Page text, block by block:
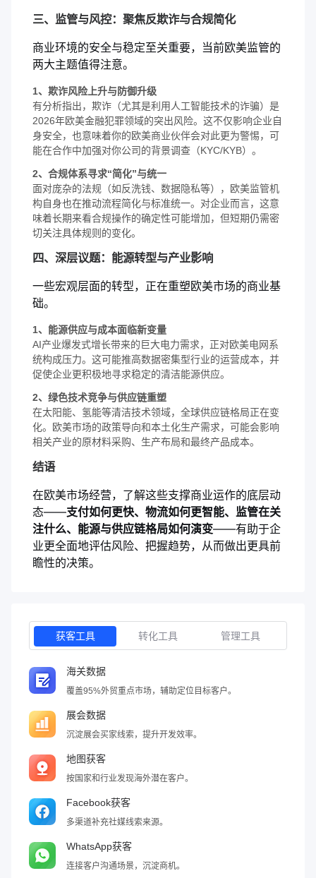
三、监管与风控：聚焦反欺诈与合规简化
商业环境的安全与稳定至关重要，当前欧美监管的
两大主题值得注意。
1、欺诈风险上升与防御升级
有分析指出，欺诈（尤其是利用人工智能技术的诈骗）是
2026年欧美金融犯罪领域的突出风险。这不仅影响企业自
身安全，也意味着你的欧美商业伙伴会对此更为警惕，可
能在合作中加强对你公司的背景调查（KYC/KYB）。
2、合规体系寻求“简化”与统一
面对庞杂的法规（如反洗钱、数据隐私等），欧美监管机
构自身也在推动流程简化与标准统一。对企业而言，这意
味着长期来看合规操作的确定性可能增加，但短期仍需密
切关注具体规则的变化。
四、深层议题：能源转型与产业影响
一些宏观层面的转型，正在重塑欧美市场的商业基
础。
1、能源供应与成本面临新变量
AI产业爆发式增长带来的巨大电力需求，正对欧美电网系
统构成压力。这可能推高数据密集型行业的运营成本，并
促使企业更积极地寻求稳定的清洁能源供应。
2、绿色技术竞争与供应链重塑
在太阳能、氢能等清洁技术领域，全球供应链格局正在变
化。欧美市场的政策导向和本土化生产需求，可能会影响
相关产业的原材料采购、生产布局和最终产品成本。
结语
在欧美市场经营，了解这些支撑商业运作的底层动
态——支付如何更快、物流如何更智能、监管在关
注什么、能源与供应链格局如何演变——有助于企
业更全面地评估风险、把握趋势，从而做出更具前
瞻性的决策。
获客工具 转化工具 管理工具
海关数据
覆盖95%外贸重点市场，辅助定位目标客户。
展会数据
沉淀展会买家线索，提升开发效率。
地图获客
按国家和行业发现海外潜在客户。
Facebook获客
多渠道补充社媒线索来源。
WhatsApp获客
连接客户沟通场景，沉淀商机。